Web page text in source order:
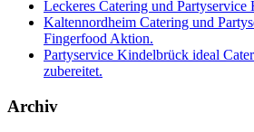
Leckeres Catering und Partyservice
Kaltennordheim Catering und
Fingerfood Aktion.
Partyservice Kindelbrück ideal
zubereitet.
Archiv